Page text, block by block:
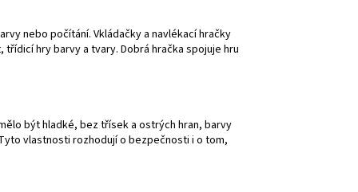
nebo počítání. Vkládačky a navlékací hračky
hry barvy a tvary. Dobrá hračka spojuje hru
být hladké, bez třísek a ostrých hran, barvy
vlastnosti rozhodují o bezpečnosti i o tom,